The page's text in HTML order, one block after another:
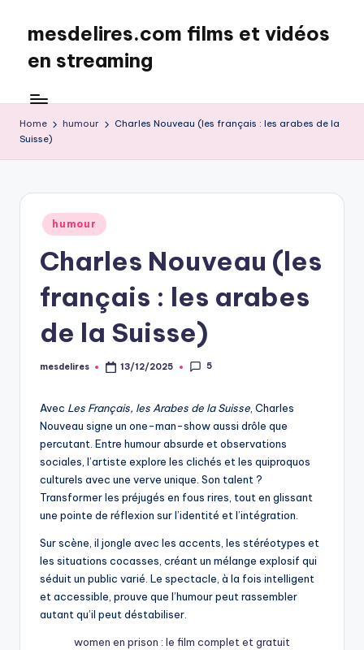
content
mesdelires.com films et vidéos
en streaming
:
film
et
video
en
français
Home humour
Charles Nouveau (les français : les arabes de la
Suisse)
Posted
in
humour
Charles Nouveau (les
français : les arabes
de la Suisse)
Posted
mesdelires 13/12/2025 5
Avec Les Français, les Arabes de la Suisse, Charles
Nouveau signe un one-man-show aussi drôle que
percutant. Entre humour absurde et observations
sociales, l’artiste explore les clichés et les quiproquos
culturels avec une verve unique. Son talent ?
Transformer les préjugés en fous rires, tout en glissant
une pointe de réflexion sur l’identité et l’intégration.
Sur scène, il jongle avec les accents, les stéréotypes et
les situations cocasses, créant un mélange explosif qui
séduit un public varié. Le spectacle, à la fois intelligent
et accessible, prouve que l’humour peut rassembler
autant qu’il peut déstabiliser.
women en prison : le film complet et gratuit